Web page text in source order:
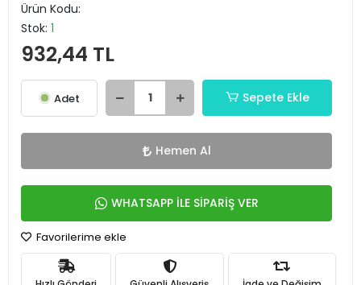
Ürün Kodu:
Stok: 1
932,44 TL
Adet Sepete Ekle
Hemen Al
WHATSAPP İLE SİPARİŞ VER
Favorilerime ekle